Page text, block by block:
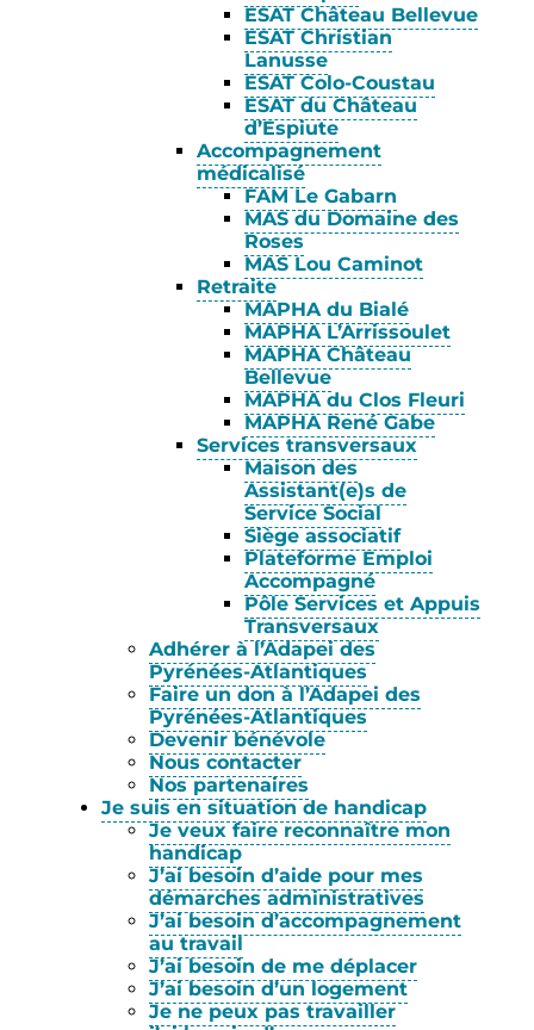
ESAT Château Bellevue
ESAT Christian
Lanusse
ESAT Colo-Coustau
ESAT du Château
d’Espiute
Accompagnement
médicalisé
FAM Le Gabarn
MAS du Domaine des
Roses
MAS Lou Caminot
Retraite
MAPHA du Bialé
MAPHA L’Arrissoulet
MAPHA Château
Bellevue
MAPHA du Clos Fleuri
MAPHA René Gabe
Services transversaux
Maison des
Assistant(e)s de
Service Social
Siège associatif
Plateforme Emploi
Accompagné
Pôle Services et Appuis
Transversaux
Adhérer à l’Adapei des
Pyrénées-Atlantiques
Faire un don à l’Adapei des
Pyrénées-Atlantiques
Devenir bénévole
Nous contacter
Nos partenaires
Je suis en situation de handicap
Je veux faire reconnaître mon
handicap
J’ai besoin d’aide pour mes
démarches administratives
J’ai besoin d’accompagnement
au travail
J’ai besoin de me déplacer
J’ai besoin d’un logement
Je ne peux pas travailler